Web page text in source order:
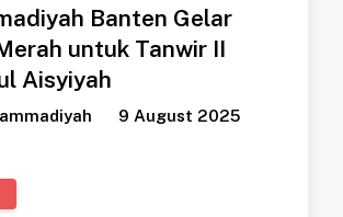
Banten Gelar
untuk Tanwir II
Aisyiyah
9 August 2025